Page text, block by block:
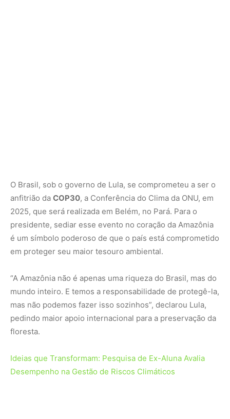
O Brasil, sob o governo de Lula, se comprometeu a ser o
anfitrião da COP30, a Conferência do Clima da ONU, em
2025, que será realizada em Belém, no Pará. Para o
presidente, sediar esse evento no coração da Amazônia
é um símbolo poderoso de que o país está comprometido
em proteger seu maior tesouro ambiental.
“A Amazônia não é apenas uma riqueza do Brasil, mas do
mundo inteiro. E temos a responsabilidade de protegê-la,
mas não podemos fazer isso sozinhos”, declarou Lula,
pedindo maior apoio internacional para a preservação da
floresta.
Ideias que Transformam: Pesquisa de Ex-Aluna Avalia
Desempenho na Gestão de Riscos Climáticos